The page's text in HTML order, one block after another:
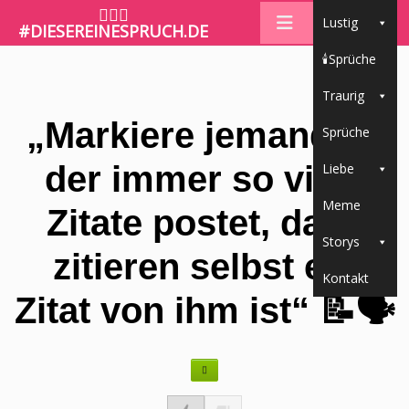
🤷🏼‍♀️
#DIESEREINESPRUCH.DE Lustig
🕯Sprüche
Traurig
Sprüche
Liebe
Meme
Storys
Kontakt
„Markiere jemanden,
der immer so viele
Zitate postet, dass
zitieren selbst ein
Zitat von ihm ist“ 📝🗣️